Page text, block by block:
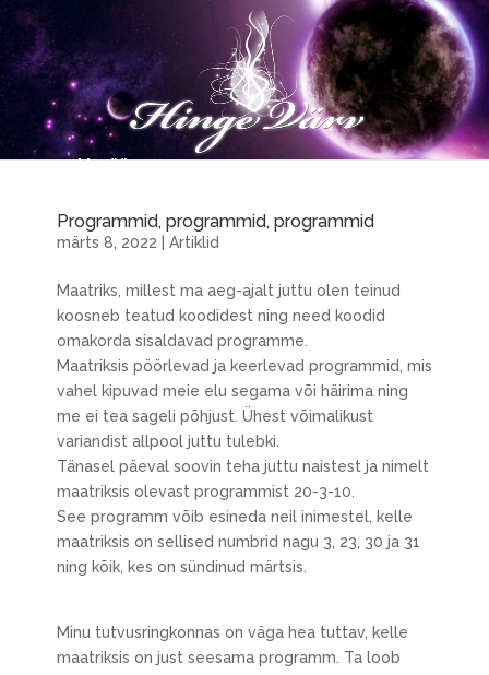
Programmid, programmid, programmid
märts 8, 2022 Artiklid
Maatriks, millest ma aeg-ajalt juttu olen teinud
koosneb teatud koodidest ning need koodid
omakorda sisaldavad programme.
Maatriksis pöörlevad ja keerlevad programmid, mis
vahel kipuvad meie elu segama või häirima ning
me ei tea sageli põhjust. Ühest võimalikust
variandist allpool juttu tulebki.
Tänasel päeval soovin teha juttu naistest ja nimelt
maatriksis olevast programmist 20-3-10.
See programm võib esineda neil inimestel, kelle
maatriksis on sellised numbrid nagu 3, 23, 30 ja 31
ning kõik, kes on sündinud märtsis.
Minu tutvusringkonnas on väga hea tuttav, kelle
maatriksis on just seesama programm. Ta loob